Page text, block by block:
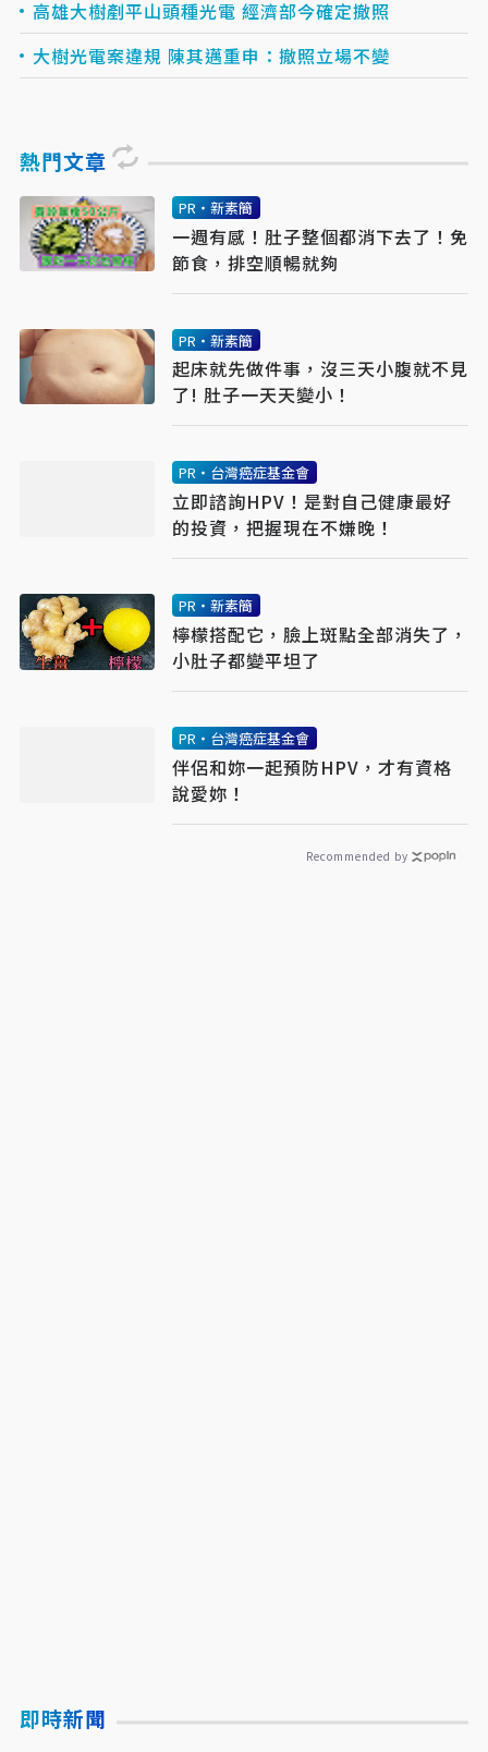
高雄大樹剷平山頭種光電 經濟部今確定撤照
大樹光電案違規 陳其邁重申：撤照立場不變
熱門文章
PR・新素簡
一週有感！肚子整個都消下去了！免
節食，排空順暢就夠
PR・新素簡
起床就先做件事，沒三天小腹就不見
了! 肚子一天天變小！
PR・台灣癌症基金會
立即諮詢HPV！是對自己健康最好
的投資，把握現在不嫌晚！
PR・新素簡
檸檬搭配它，臉上斑點全部消失了，
小肚子都變平坦了
PR・台灣癌症基金會
伴侶和妳一起預防HPV，才有資格
說愛妳！
Recommended by
即時新聞